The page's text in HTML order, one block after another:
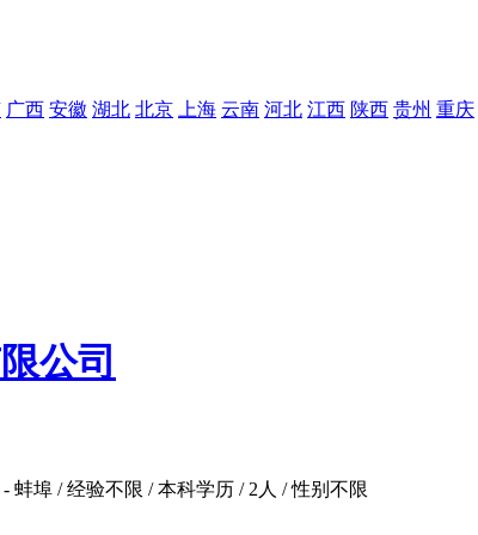
广西 安徽 湖北 北京 上海 云南 河北 江西 陕西 贵州 重庆
公司
蚌埠 / 经验不限 / 本科学历 / 2人 / 性别不限